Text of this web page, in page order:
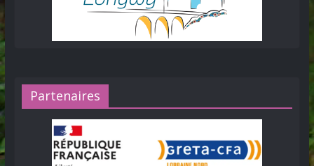
Partenaires